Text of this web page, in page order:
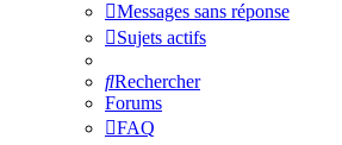
Messages sans réponse
Sujets actifs
Rechercher
Forums
FAQ